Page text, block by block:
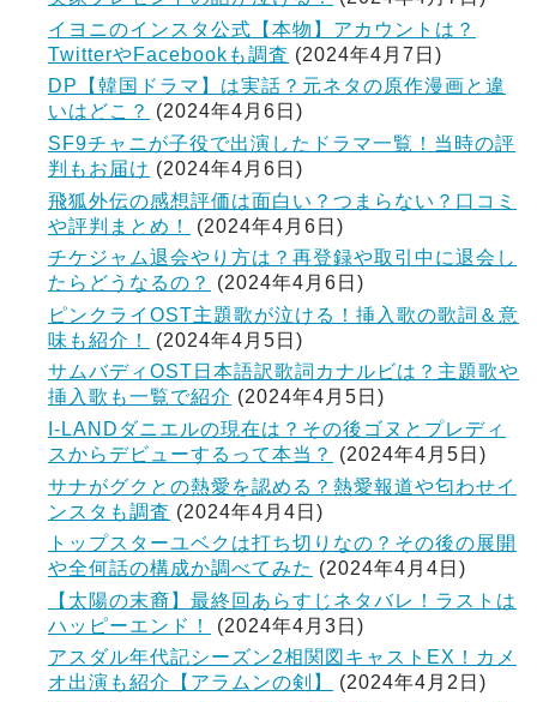
イヨニのインスタ公式【本物】アカウントは？
TwitterやFacebookも調査 (2024年4月7日)
DP【韓国ドラマ】は実話？元ネタの原作漫画と違
いはどこ？
(2024年4月6日)
SF9チャニが子役で出演したドラマ一覧！当時の評
判もお届け (2024年4月6日)
飛狐外伝の感想評価は面白い？つまらない？口コミ
や評判まとめ！
(2024年4月6日)
チケジャム退会やり方は？再登録や取引中に退会し
たらどうなるの？
(2024年4月6日)
ピンクライOST主題歌が泣ける！挿入歌の歌詞＆意
味も紹介！
(2024年4月5日)
サムバディOST日本語訳歌詞カナルビは？主題歌や
挿入歌も一覧で紹介 (2024年4月5日)
I-LANDダニエルの現在は？その後ゴヌとプレディ
スからデビューするって本当？
(2024年4月5日)
サナがグクとの熱愛を認める？熱愛報道や匂わせイ
ンスタも調査 (2024年4月4日)
トップスターユベクは打ち切りなの？その後の展開
や全何話の構成か調べてみた (2024年4月4日)
【太陽の末裔】最終回あらすじネタバレ！ラストは
ハッピーエンド！
(2024年4月3日)
アスダル年代記シーズン2相関図キャストEX！カメ
オ出演も紹介【アラムンの剣】
(2024年4月2日)